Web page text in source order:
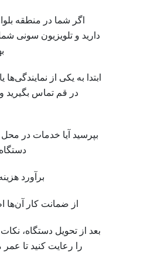
اگر شما در منطقه
دارید و تلویزیون سونی
ابتدا به یکی از نمایندگی‌ها
در قم تماس بگیرید
بپرسید آیا خدمات در محل
برآورد
از ضمانت کار آن‌ها
بعد از تحویل دستگاه،
را رعایت کنید تا